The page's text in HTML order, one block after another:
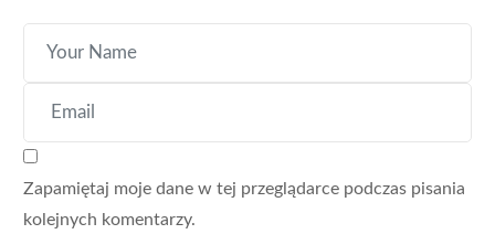
Zapamiętaj moje dane w tej przeglądarce podczas pisania
kolejnych komentarzy.